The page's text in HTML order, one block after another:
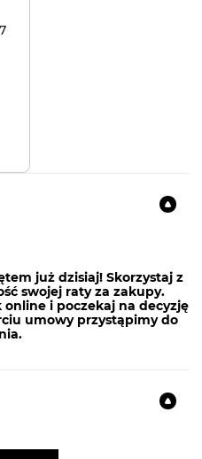
już dzisiaj! Skorzystaj z
swojej raty za zakupy.
i poczekaj na decyzję
umowy przystąpimy do